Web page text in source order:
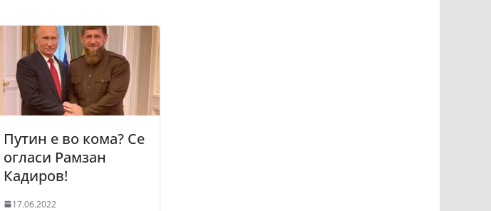
Путин е во кома? Се
огласи Рамзан
Кадиров!
17.06.2022